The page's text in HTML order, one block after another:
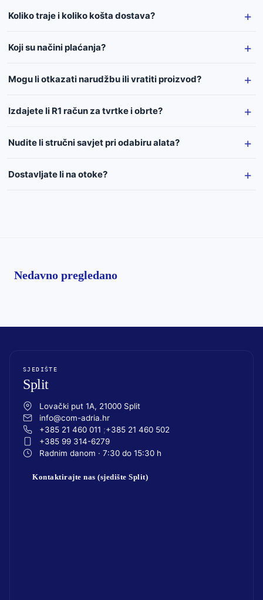
Koliko traje i koliko košta dostava?
Koji su načini plaćanja?
Mogu li otkazati narudžbu ili vratiti proizvod?
Izdajete li R1 račun za tvrtke i obrte?
Nudite li stručni savjet pri odabiru alata?
Dostavljate li na otoke?
Nedavno pregledano
SJEDIŠTE
Split
Lovački put 1A, 21000 Split
info@com-adria.hr
+385 21 460 011
+385 21 460 502
+385 99 314-6279
Radnim danom · 7:30 do 15:30 h
Kontaktirajte nas (sjedište Split)